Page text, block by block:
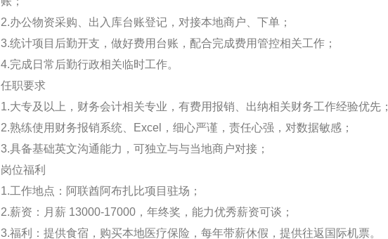
2.办公物资采购、出入库台账登记，对接本地商户、下单；
3.统计项目后勤开支，做好费用台账，配合完成费用管控相关工作；
4.完成日常后勤行政相关临时工作。
任职要求
1.大专及以上，财务会计相关专业，有费用报销、出纳相关财务工作经验优先；
2.熟练使用财务报销系统、Excel，细心严谨，责任心强，对数据敏感；
3.具备基础英文沟通能力，可独立与与当地商户对接；
岗位福利
1.工作地点：阿联酋阿布扎比项目驻场；
2.薪资：月薪 13000-17000，年终奖，能力优秀薪资可谈；
3.福利：提供食宿，购买本地医疗保险，每年带薪休假，提供往返国际机票。